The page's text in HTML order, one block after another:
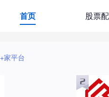
首页 股票
+家平台